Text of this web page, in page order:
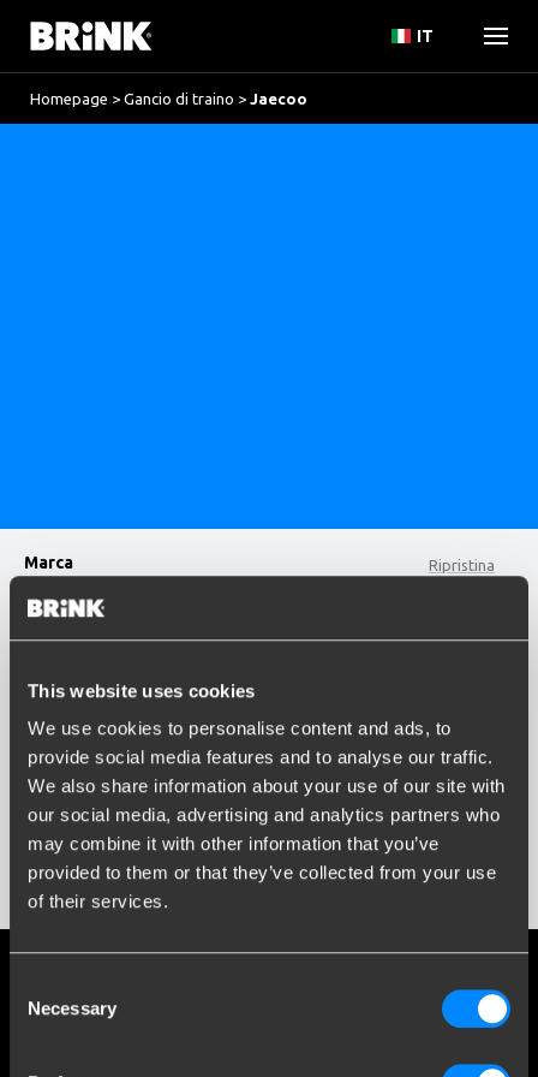
This website uses cookies
We use cookies to personalise content and ads, to
provide social media features and to analyse our traffic.
We also share information about your use of our site with
our social media, advertising and analytics partners who
may combine it with other information that you’ve
provided to them or that they’ve collected from your use
of their services.
Selection
Necessary
IT
Homepage > Gancio di traino > Jaecoo
Ripristina
Marca
JAECOO
Digita o seleziona il modello...
Anno di costruzione
Inserisci o seleziona l'anno...
Mostra i risultati
Social media
Rimani informato sulle ultime novità
Dal 1903, Brink è cresciuta da una piccola fucina a un'azienda